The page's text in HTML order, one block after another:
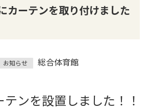
カーテンを取り付けました
お知らせ 総合体育館
ンを設置しました！！